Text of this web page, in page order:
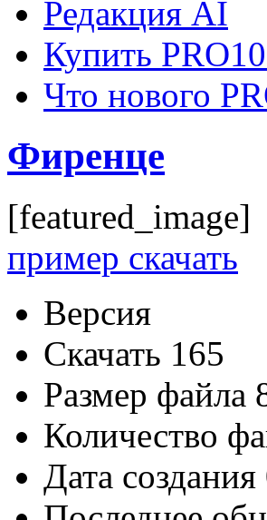
Редакция AI
Купить
Что нового
Фиренце
[featured_image]
пример скачать
Версия
Скачать 165
Размер файла
Количество
Дата создания